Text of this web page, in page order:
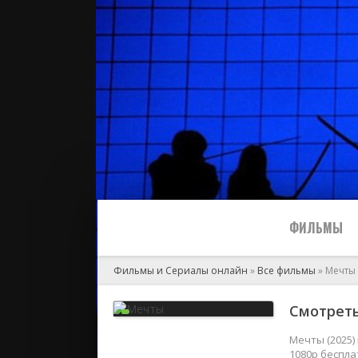
ФИЛЬМЫ
2024
Фильмы и Сериалы онлайн » Все фильмы » Мечты
Мечты
1080p